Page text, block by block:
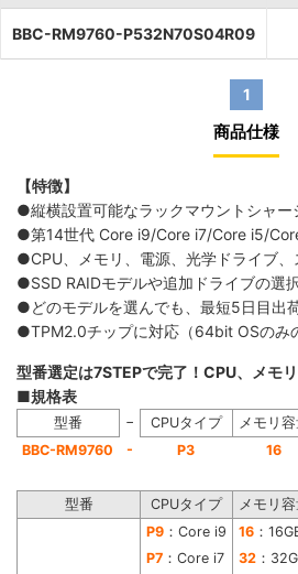
BBC-RM9760-P532N70S04R09
1
商品仕様
【特徴】
●縦横設置可能なラックマウントシャー
●第14世代 Core i9/Core i7/Core i5/
●CPU、メモリ、電源、光学ドライブ
●SSD RAIDモデルや追加ドライブの選
●どのモデルを選んでも、最短5日目出
●TPM2.0チップに対応（64bit OSのみ
型番選定は7STEPで完了！CPU、メモ
■規格表
型番 − CPUタイプ メモリ
BBC-RM9760
- P3 16
型番 CPUタイプ メモリ
P9 ：Core i9 16 ：
P7 ：Core i7 32 ：